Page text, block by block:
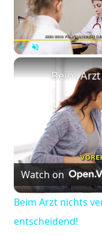
Watch on
Beim Arzt nichts
entscheidend!